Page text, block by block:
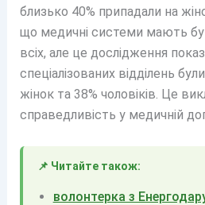
близько 40% припадали на
що медичні системи мають
всіх, але це дослідження
спеціалізованих відділень
жінок та 38% чоловіків. Це
справедливість у медичній
📌 Читайте також:
волонтерка з